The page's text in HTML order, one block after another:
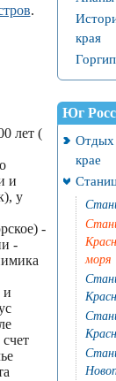
.
лет (
и
у
-
-
и
края
Юг
Отдых
крае
моря